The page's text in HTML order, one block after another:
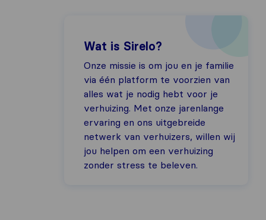
Wat is Sirelo?
Onze missie is om jou en je familie
via één platform te voorzien van
alles wat je nodig hebt voor je
verhuizing. Met onze jarenlange
ervaring en ons uitgebreide
netwerk van verhuizers, willen wij
jou helpen om een verhuizing
zonder stress te beleven.